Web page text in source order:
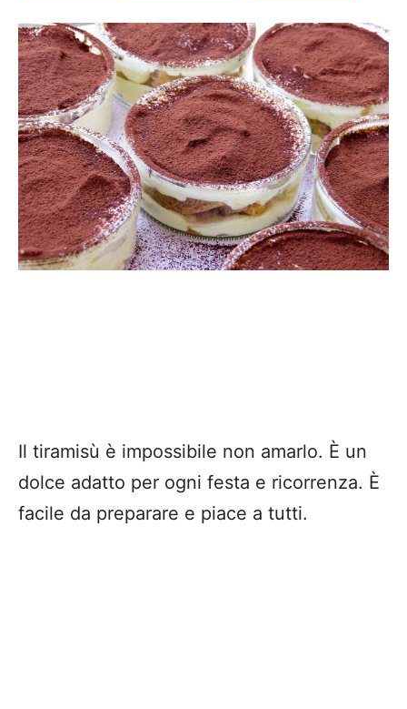
Il tiramisù è impossibile non amarlo. È un
dolce adatto per ogni festa e ricorrenza. È
facile da preparare e piace a tutti.